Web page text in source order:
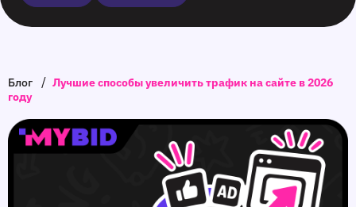
Блог / Лучшие способы увеличить трафик на сайте в 2026
году